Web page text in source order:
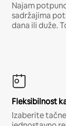
Najam
sadržajima
dana ili duže.
Fleksibilnost
Izaberite